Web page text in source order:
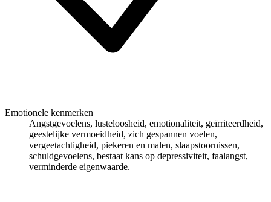
Emotionele kenmerken
Angstgevoelens, lusteloosheid, emotionaliteit, geïrriteerdheid,
geestelijke vermoeidheid, zich gespannen voelen,
vergeetachtigheid, piekeren en malen, slaapstoornissen,
schuldgevoelens, bestaat kans op depressiviteit, faalangst,
verminderde eigenwaarde.